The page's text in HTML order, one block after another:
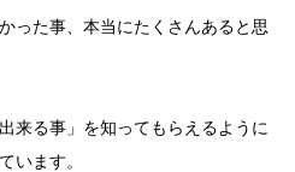
った事、本当にたくさんあると思
来る事」を知ってもらえるように
います。